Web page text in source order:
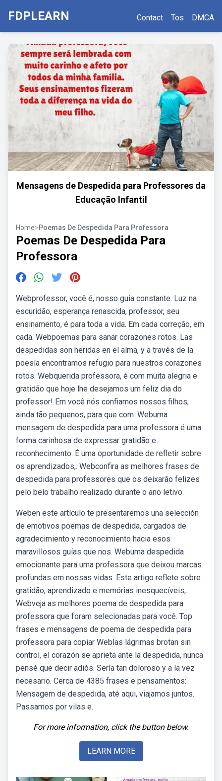
FDPLEARN Contact Tos DMCA
Mensagens de Despedida para Professores da
Educação Infantil
Home>Poemas De Despedida Para Professora
Poemas De Despedida Para
Professora
Webprofessor, você é, nosso guia constante. Luz na
escuridão, esperança renascida, professor, seu
ensinamento, é para toda a vida. Em cada correção, em
cada. Webpoemas para sanar corazones rotos. Las
despedidas son heridas en el alma, y a través de la
poesía encontramos refugio para nuestros corazones
rotos. Webquerida professora, é com muita alegria e
gratidão que hoje lhe desejamos um feliz dia do
professor! Em você nós confiamos nossos filhos,
ainda tão pequenos, para que com. Webuma
mensagem de despedida para uma professora é uma
forma carinhosa de expressar gratidão e
reconhecimento. É uma oportunidade de refletir sobre
os aprendizados,. Webconfira as melhores frases de
despedida para professores que os deixarão felizes
pelo belo trabalho realizado durante o ano letivo.
Weben este artículo te presentaremos una selección
de emotivos poemas de despedida, cargados de
agradecimiento y reconocimiento hacia esos
maravillosos guías que nos. Webuma despedida
emocionante para uma professora que deixou marcas
profundas em nossas vidas. Este artigo reflete sobre
gratidão, aprendizado e memórias inesquecíveis,.
Webveja as melhores poema de despedida para
professora que foram selecionadas para você. Top
frases e mensagens de poema de despedida para
professora para copiar Weblas lágrimas brotan sin
control, el corazón se aprieta ante la despedida, nunca
pensé que decir adiós. Sería tan doloroso y a la vez
necesario. Cerca de 4385 frases e pensamentos:
Mensagem de despedida, até aqui, viajamos juntos.
Passamos por vilas e.
For more information, click the button below.
LEARN MORE